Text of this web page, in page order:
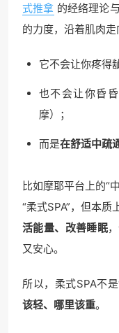
式推拿 的经络理论
的力度，沿着肌肉走
它不会让你疼得
也不会让你昏
摩）；
而是在舒适中疏
比如摩耶平台上的“
“柔式SPA”，但本
活能量、改善睡眠
又安心。
所以，柔式SPA不
该轻、哪里该重。